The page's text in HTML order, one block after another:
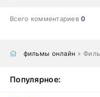
Всего комментариев0
фильмы онлайн »
Популярное: